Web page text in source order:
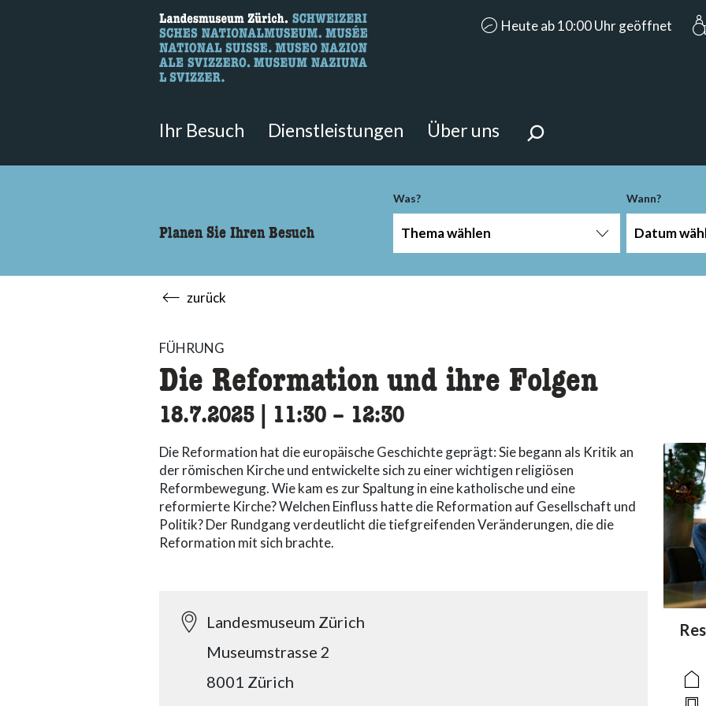
Hier können Sie nach Inhalten der Seite suchen.
accessibility.aria.opening_hours:
Heute ab 10:00 Uhr geöffnet
Ihr Besuch Dienstleistungen Über uns
Planen Sie Ihren Besuch
Was?
Thema wählen
Wann?
Datum
zurück
FÜHRUNG
Die Reformation und ihre Folgen
18.7.2025 11:30 accessibility.time_to
– 12:30
Die Reformation hat die europäische Geschichte geprägt: Sie begann als Kritik an
der römischen Kirche und entwickelte sich zu einer wichtigen religiösen
Reformbewegung. Wie kam es zur Spaltung in eine katholische und eine
reformierte Kirche? Welchen Einfluss hatte die Reformation auf Gesellschaft und
Politik? Der Rundgang verdeutlicht die tiefgreifenden Veränderungen, die die
Reformation mit sich brachte.
Landesmuseum Zürich
Museumstrasse 2
8001 Zürich